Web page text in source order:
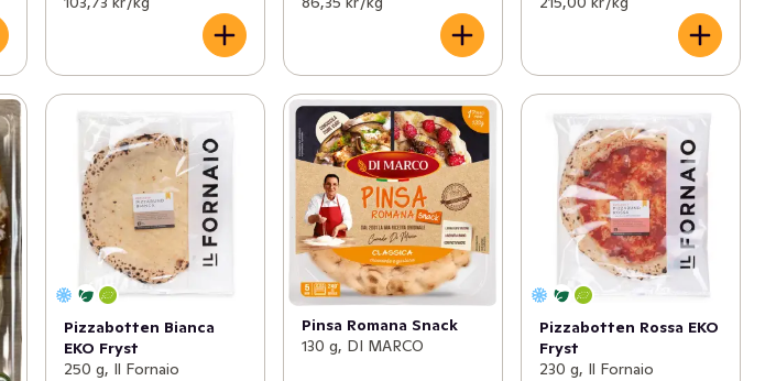
Pizzabotten Bianca
EKO Fryst
250 g, Il Fornaio
Pinsa Romana Snack
130 g, DI MARCO
Pizzabotten Rossa EKO
Fryst
230 g, Il Fornaio